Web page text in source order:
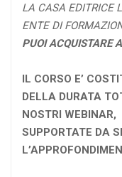
LA CASA EDITRICE
ENTE DI
PUOI ACQUISTARE
IL CORSO E’
DELLA DURATA
NOSTRI WEBINAR,
SUPPORTATE DA